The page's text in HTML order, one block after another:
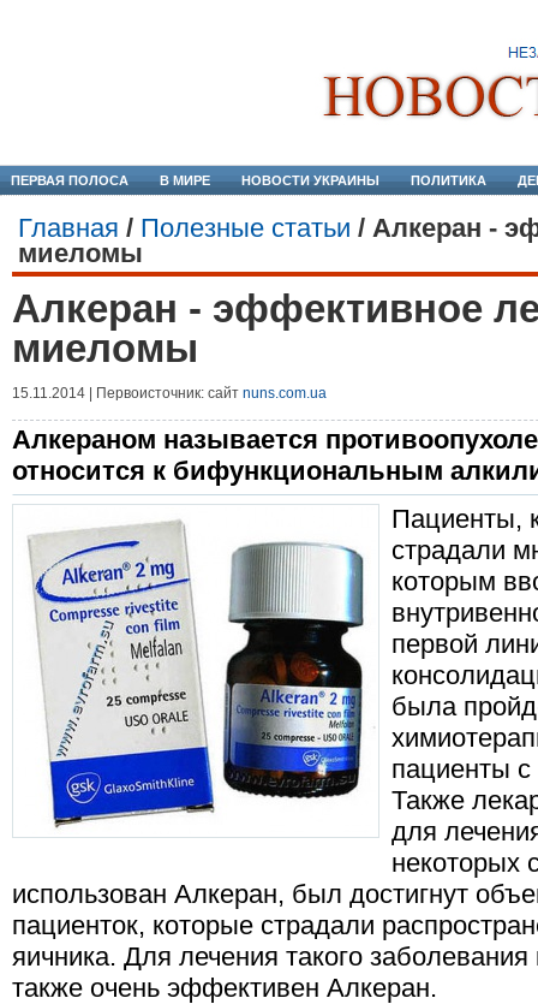
ПЕРВАЯ ПОЛОСА В МИРЕ НОВОСТИ УКРАИНЫ ПОЛИТИКА
Главная / Полезные статьи / Алкеран -
миеломы
Алкеран - эффективное
миеломы
15.11.2014 | Первоисточник: сайт nuns.com.ua
Алкераном называется
относится к бифункциональным
Пациенты,
страдали
которым
первой
была
пациенты
Также
для
некоторых
использован Алкеран, был достигнут
пациенток, которые страдали
яичника. Для лечения такого
также очень эффективен Алкеран.